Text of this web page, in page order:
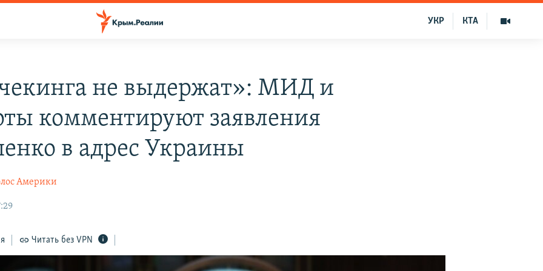
КТА
УКР
не выдержат»: МИД и
комментируют заявления
в адрес Украины
Америки
Читать без VPN